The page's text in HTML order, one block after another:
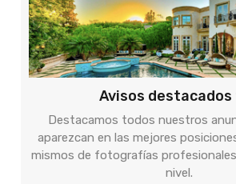
Avisos destacados
Destacamos todos nuestros
aparezcan en las mejores
mismos de fotografías
nivel.